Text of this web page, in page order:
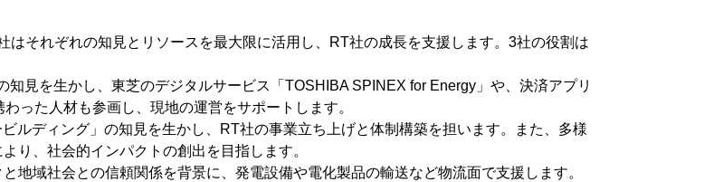
それぞれの知見とリソースを最大限に活用し、RT社の成長を支援します。3社の役割は
見を生かし、東芝のデジタルサービス「TOSHIBA SPINEX for Energy」や、決済アプリ
った人材も参画し、現地の運営をサポートします。
ルディング」の知見を生かし、RT社の事業立ち上げと体制構築を担います。また、多様
り、社会的インパクトの創出を目指します。
域社会との信頼関係を背景に、発電設備や電化製品の輸送など物流面で支援します。